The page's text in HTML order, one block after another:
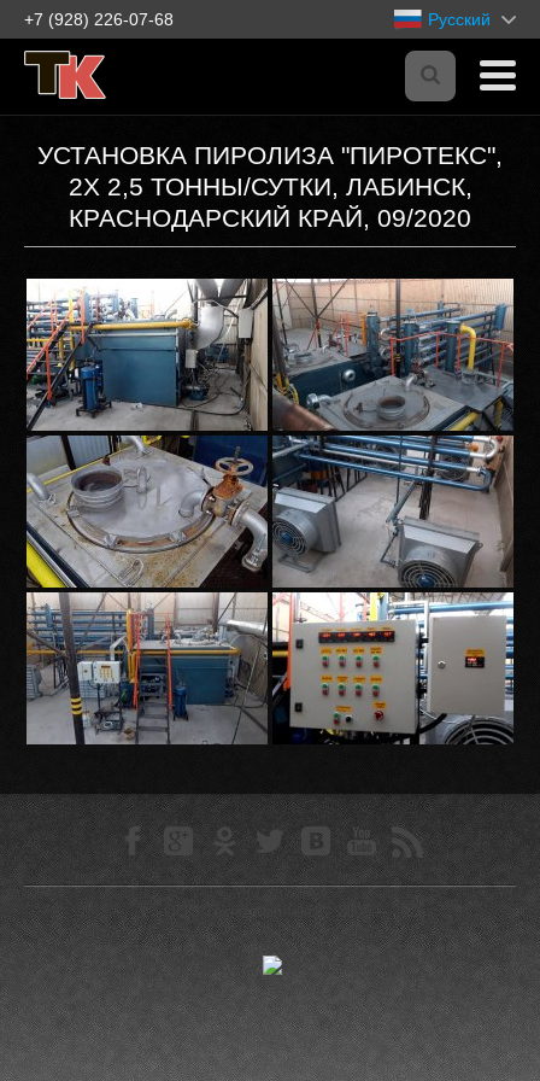
+7 (928) 226-07-68 Русский
УСТАНОВКА ПИРОЛИЗА "ПИРОТЕКС",
2Х 2,5 ТОННЫ/СУТКИ, ЛАБИНСК,
КРАСНОДАРСКИЙ КРАЙ, 09/2020
ООО Технокомплекс © 2005—-2026
0.0351 s
Веб-студия ZLS